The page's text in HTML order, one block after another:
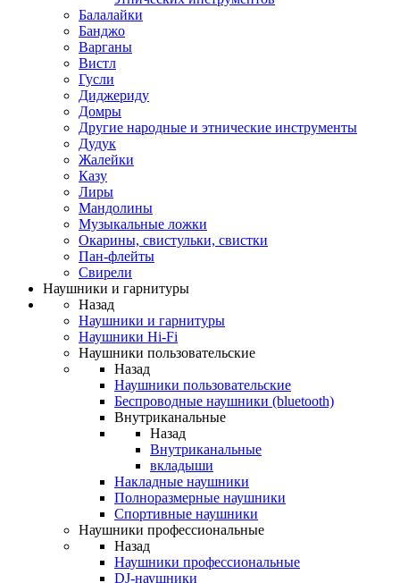
Балалайки
Банджо
Варганы
Вистл
Гусли
Диджериду
Домры
Другие народные и этнические инструменты
Дудук
Жалейки
Казу
Лиры
Мандолины
Музыкальные ложки
Окарины, свистульки, свистки
Пан-флейты
Свирели
Наушники и гарнитуры
Назад
Наушники и гарнитуры
Наушники Hi-Fi
Наушники пользовательские
Назад
Наушники пользовательские
Беспроводные наушники (bluetooth)
Внутриканальные
Назад
Внутриканальные
вкладыши
Накладные наушники
Полноразмерные наушники
Спортивные наушники
Наушники профессиональные
Назад
Наушники профессиональные
DJ-наушники